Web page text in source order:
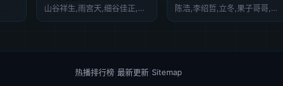
山谷祥生,雨宫天,细谷佳正,大久保瑠美,中原麻衣,间岛淳司,浅沼晋太郎 陈浩,李绍哲,立冬,果子哥哥,董天弋,喻鹏力,黄豫硕,张运气,邓先森,曹知善,囧森瑟夫,零柒,韩雨泽,张天宇,张稷,良生
热播排行榜| 最新更新| Sitemap